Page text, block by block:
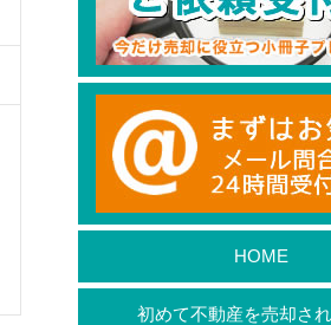
HOME
初めて不動産を売却さ